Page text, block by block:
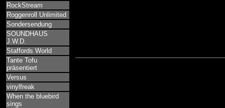
RockStream
Roggenroll Unlimited
Sondersendung
SOUNDHAUS
J.W.D.
Staffords World
Tante Tofu
präsentiert
Versus
vinylfreak
When the bluebird
sings